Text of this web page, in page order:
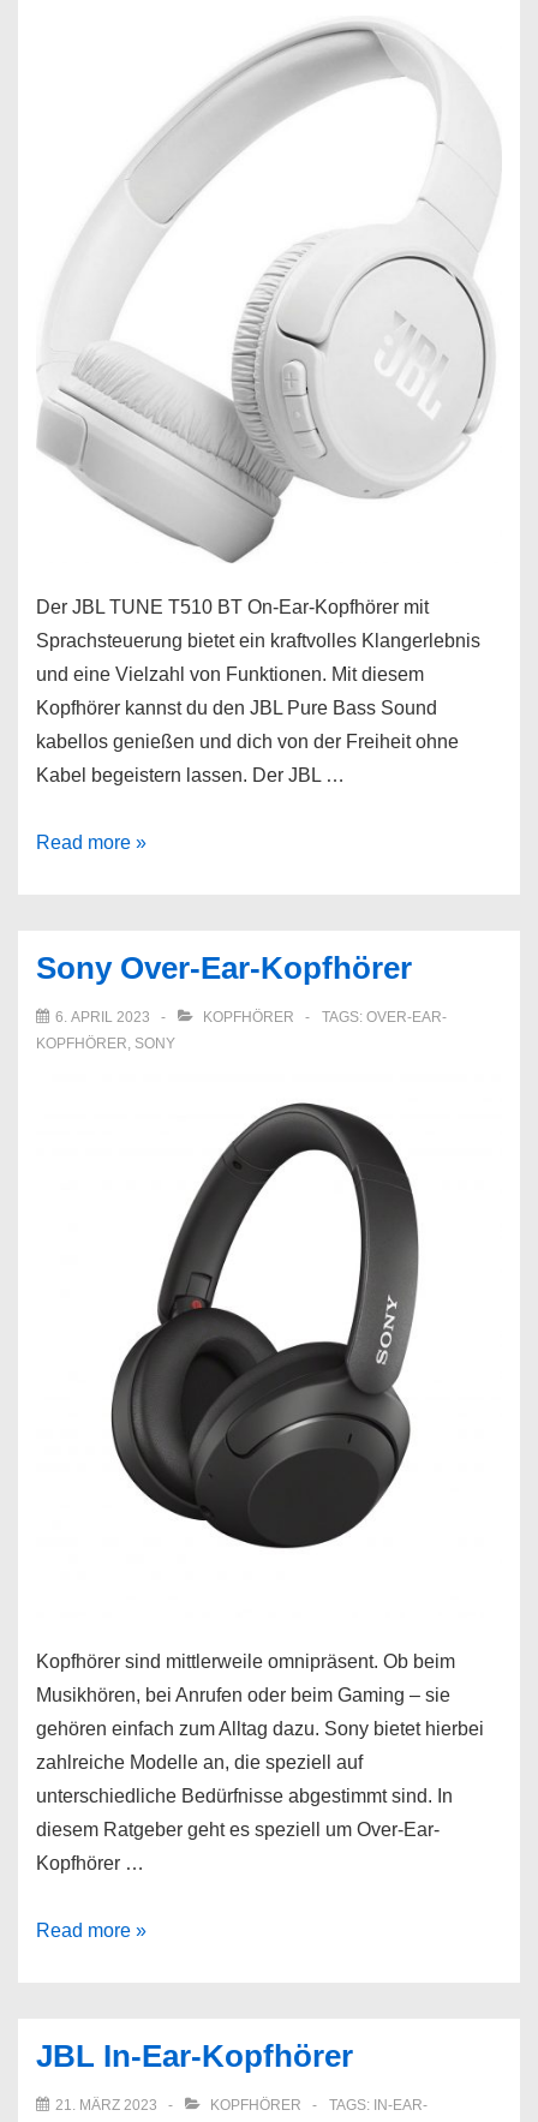
Der JBL TUNE T510 BT On-Ear-Kopfhörer mit
Sprachsteuerung bietet ein kraftvolles Klangerlebnis
und eine Vielzahl von Funktionen. Mit diesem
Kopfhörer kannst du den JBL Pure Bass Sound
kabellos genießen und dich von der Freiheit ohne
Kabel begeistern lassen. Der JBL …
JBL
On-
Ear-
Kopfhörer
Read more »
Sony Over-Ear-Kopfhörer
6. APRIL 2023 KOPFHÖRER TAGS: OVER-EAR-
KOPFHÖRER, SONY
Kopfhörer sind mittlerweile omnipräsent. Ob beim
Musikhören, bei Anrufen oder beim Gaming – sie
gehören einfach zum Alltag dazu. Sony bietet hierbei
zahlreiche Modelle an, die speziell auf
unterschiedliche Bedürfnisse abgestimmt sind. In
diesem Ratgeber geht es speziell um Over-Ear-
Kopfhörer …
Sony
Read more »
JBL In-Ear-Kopfhörer
21. MÄRZ 2023 KOPFHÖRER TAGS: IN-EAR-